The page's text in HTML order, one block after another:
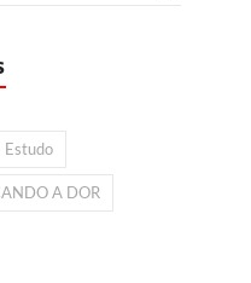
Estudo
A DOR